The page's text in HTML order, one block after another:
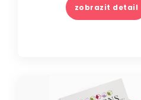
zobrazit detail